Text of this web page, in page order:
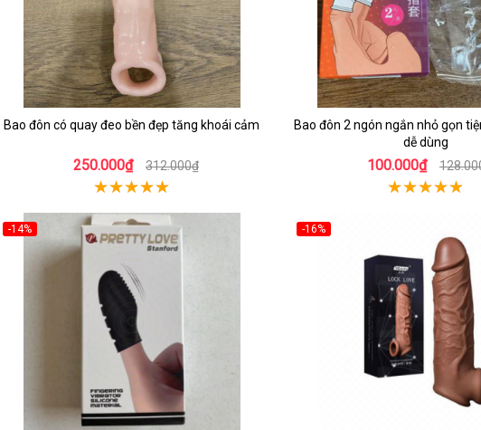
Bao đôn có quay đeo bền đẹp tăng khoái cảm
250.000₫ 312.000₫
Bao đôn 2 ngón ngắn nhỏ gọn
dễ dùng
100.000₫
-14% -16%